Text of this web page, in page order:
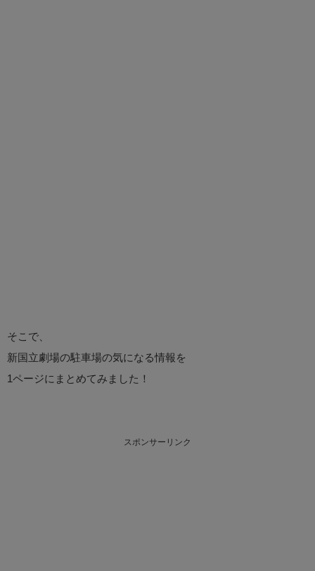
そこで、
新国立劇場の駐車場の気になる情報を
1ページにまとめてみました！
スポンサーリンク